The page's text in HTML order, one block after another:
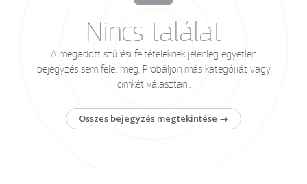
Nincs találat
A megadott szűrési feltételeknek jelenleg egyetlen
bejegyzés sem felel meg. Próbáljon más kategóriát vagy
címkét választani.
Összes bejegyzés megtekintése →